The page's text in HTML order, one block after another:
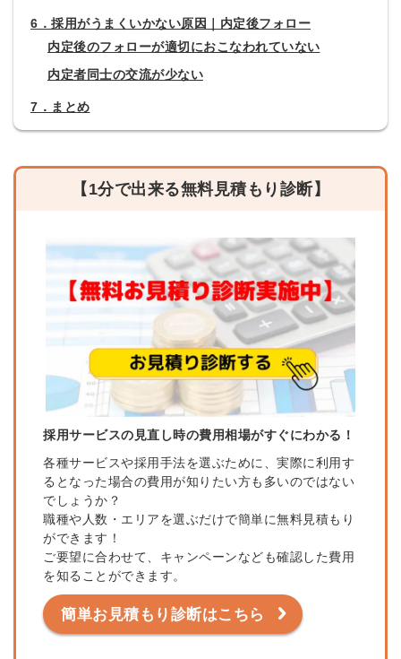
6．採用がうまくいかない原因｜内定後フォロー
内定後のフォローが適切におこなわれていない
内定者同士の交流が少ない
7．まとめ
【1分で出来る無料見積もり診断】
採用サービスの見直し時の費用相場がすぐにわかる！
各種サービスや採用手法を選ぶために、実際に利用す
るとなった場合の費用が知りたい方も多いのではない
でしょうか？
職種や人数・エリアを選ぶだけで簡単に無料見積もり
ができます！
ご要望に合わせて、キャンペーンなども確認した費用
を知ることができます。
簡単お見積もり診断はこちら